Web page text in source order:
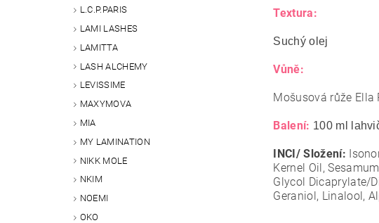
L.C.P.PARIS
LAMI LASHES
LAMITTA
LASH ALCHEMY
LEVISSIME
MAXYMOVA
MIA
MY LAMINATION
NIKK MOLE
NKIM
NOEMI
OKO
Textura:
Suchý olej
Vůně:
Mošusová růže Ella
Balení: 100 ml
INCI/ Složení:
Kernel Oil,
Glycol Dicaprylate/
Geraniol, Linalool,